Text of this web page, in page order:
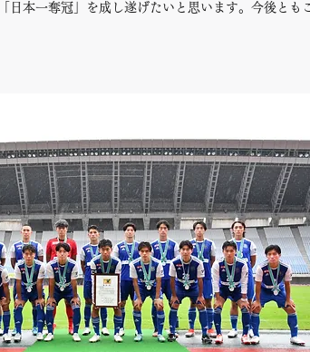
日本一奪冠」を成し遂げたいと思います。今後とも